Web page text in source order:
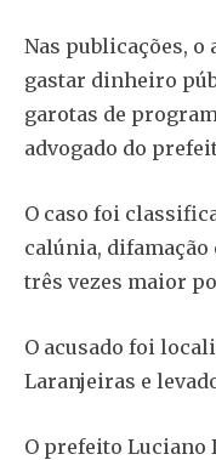
Nas publicações, o
gastar dinheiro
garotas de
advogado do
O caso foi
calúnia, difamação
três vezes maior
O acusado foi
Laranjeiras e
O prefeito Luciano